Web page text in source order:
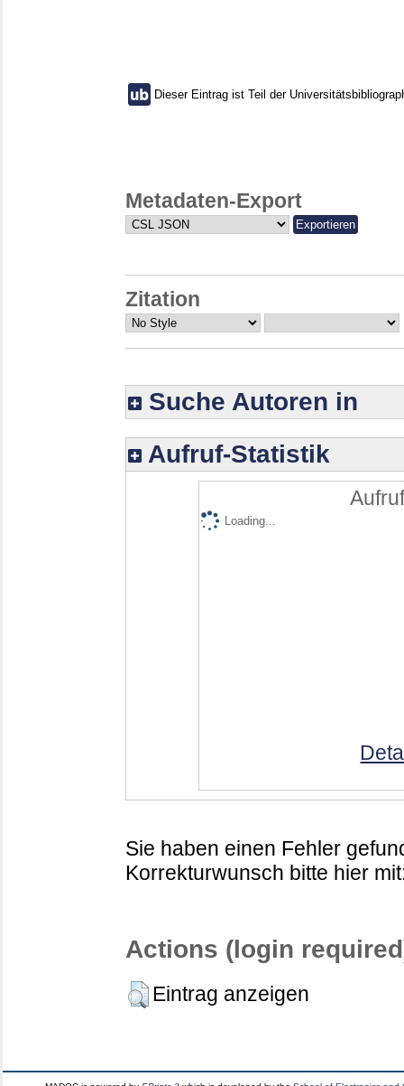
Dieser Eintrag ist Teil der
Metadaten-Export
Zitation
Suche Autoren in
Aufruf-Statistik
Loading...
Sie haben einen Fehler
Korrekturwunsch bitte hier
Actions (login
Eintrag anzeigen